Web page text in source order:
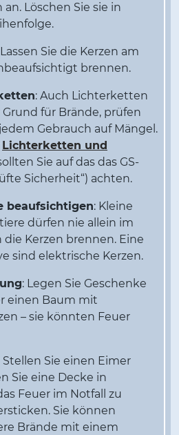
Löschen Sie sie in
Lassen Sie die Kerzen am
brennen.
: Auch Lichterketten
für Brände, prüfen
Gebrauch auf Mängel.
Lichterketten und
Sie auf das das GS-
Sicherheit“) achten.
beaufsichtigen: Kleine
dürfen nie allein im
die Kerzen brennen. Eine
sind elektrische Kerzen.
: Legen Sie Geschenke
einen Baum mit
– sie könnten Feuer
Stellen Sie einen Eimer
Sie eine Decke in
Feuer im Notfall zu
Sie können
Brände mit einem